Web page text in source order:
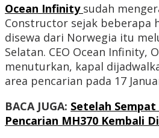
Ocean Infinity sudah
Constructor sejak beberapa
disewa dari Norwegia itu
Selatan. CEO Ocean Infinity,
menuturkan, kapal
area pencarian pada 17
BACA JUGA: Setelah
Pencarian MH370 Kembali